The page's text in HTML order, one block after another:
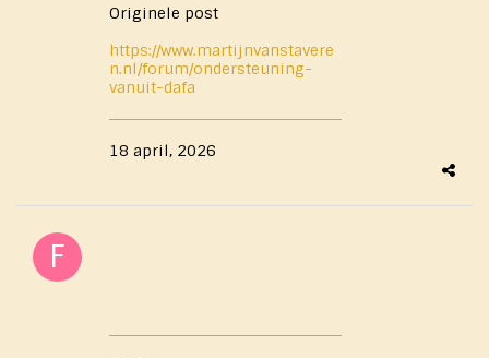
Originele post
https://www.martijnvanstavere
n.nl/forum/ondersteuning-
vanuit-dafa
18 april, 2026